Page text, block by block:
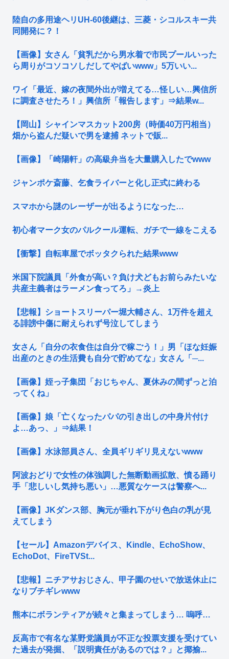
陸自の多用途ヘリUH-60後継は、三菱・シコルスキー共
同開発に？！
【画像】女さん「貧乳だから男水着で市民プールいった
ら周りがコソコソしだしてやばいwww」5万いい...
ワイ「最近、嫁の夜間外出が増えてる…怪しい…興信所
に調査させたろ！」興信所「報告します」⇒結果w...
【岡山】シャインマスカット200房（時価40万円相当）
畑から盗んだ疑いで男を逮捕 ネットで販...
【画像】「崎陽軒」の高級弁当を大量購入したでwww
ジャンポケ斎藤、乞食ライバーと化し正式に終わる
スマホから謎のレーザーが出るようになった…
初心者マーク女のパルクール運転、ガチで一線をこえる
【衝撃】自転車屋でボッタクられた結果www
米国下院議員「外食が高い？負け犬どもお前らみたいな
共産主義者はラーメン食ってろ」→炎上
【悲報】ショートスリーパー堀大輔さん、1万件を超え
る誹謗中傷に耐えられず号泣してしまう
女さん「自分の衣食住は自分で稼ごう！」男「ほな妊娠
出産のときの生活費も自分で貯めてな」女さん「─...
【画像】姪っ子集団「おじちゃん、夏休みの間ずっと泊
ってくね」
【画像】娘「亡くなったパパの引き出しの中身片付け
よ…あっ、」⇒結果！
【画像】水泳部員さん、全員ギリギリ見えないwww
阿波おどりで女性の体強調した無断動画拡散、憤る踊り
手「悲しいし気持ち悪い」…悪質なケースは警察へ...
【画像】JKダンス部、胸元が垂れ下がり色白の乳が見
えてしまう
【セール】Amazonデバイス、Kindle、EchoShow、
EchoDot、FireTVSt...
【悲報】ニチアサおじさん、甲子園のせいで放送休止に
なりブチギレwww
熊本にボランティアが続々と集まってしまう… 嗚呼…
反高市で有名な某野党議員が不正な投票支援を受けてい
た過去が発掘、「説明責任があるのでは？」と揶揄...